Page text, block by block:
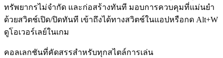
ทรัพยากรไม่จำกัด และก่อสร้างทันที มอบการควบคุมที่แม่นยำ
ด้วยสวิตช์เปิด/ปิดทันที เข้าถึงได้ทางสวิตช์ในแอปหรือกด Alt+W
ดูโอเวอร์เลย์ในเกม
คอลเลกชันที่คัดสรรสำหรับทุกสไตล์การเล่น